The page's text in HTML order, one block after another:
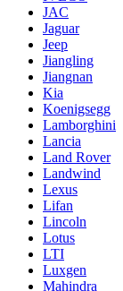
JAC
Jaguar
Jeep
Jiangling
Jiangnan
Kia
Koenigsegg
Lamborghini
Lancia
Land Rover
Landwind
Lexus
Lifan
Lincoln
Lotus
LTI
Luxgen
Mahindra